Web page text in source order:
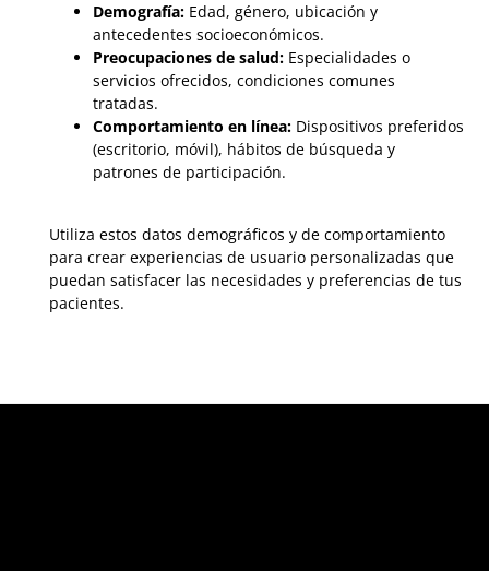
Demografía: Edad, género, ubicación y
antecedentes socioeconómicos.
Preocupaciones de salud: Especialidades o
servicios ofrecidos, condiciones comunes
tratadas.
Comportamiento en línea: Dispositivos preferidos
(escritorio, móvil), hábitos de búsqueda y
patrones de participación.
Utiliza estos datos demográficos y de comportamiento
para crear experiencias de usuario personalizadas que
puedan satisfacer las necesidades y preferencias de tus
pacientes.